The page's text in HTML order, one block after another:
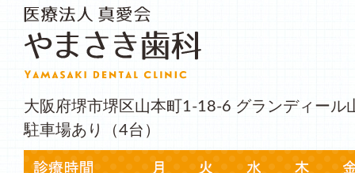
大阪府堺市堺区山本町1-18-6 グランディール
駐車場あり（4台）